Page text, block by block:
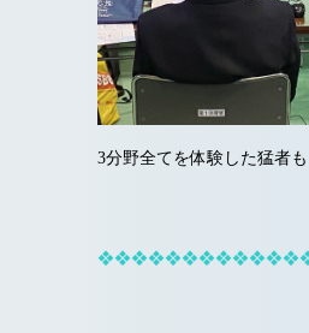
3分野全てを体験した猛者